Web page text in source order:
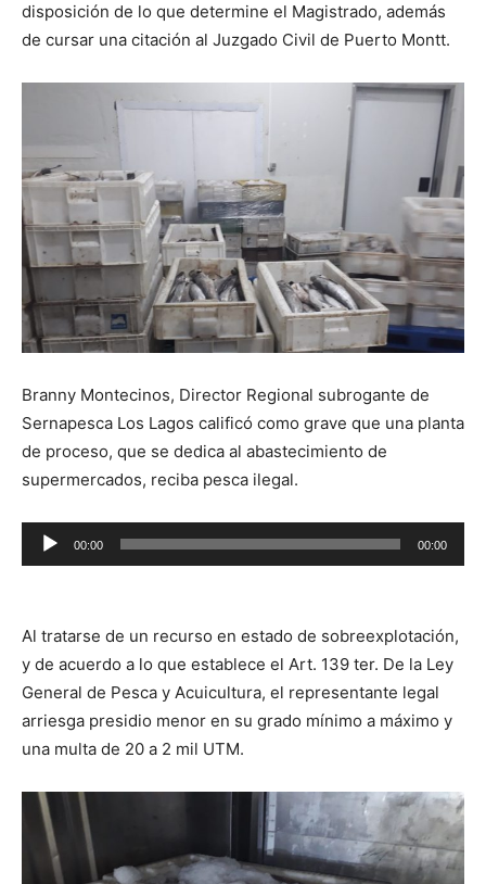
disposición de lo que determine el Magistrado, además
de cursar una citación al Juzgado Civil de Puerto Montt.
Branny Montecinos, Director Regional subrogante de
Sernapesca Los Lagos calificó como grave que una planta
de proceso, que se dedica al abastecimiento de
supermercados, reciba pesca ilegal.
Reproductor
de
00:00 00:00
Al tratarse de un recurso en estado de sobreexplotación,
y de acuerdo a lo que establece el Art. 139 ter. De la Ley
General de Pesca y Acuicultura, el representante legal
arriesga presidio menor en su grado mínimo a máximo y
una multa de 20 a 2 mil UTM.